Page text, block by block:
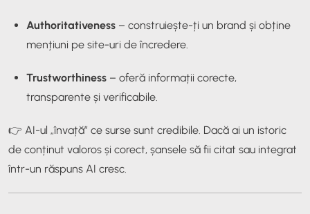
Authoritativeness– construiește-ți un brand și obține
mențiuni pe site-uri de încredere.
Trustworthiness– oferă informații corecte,
transparente și verificabile.
👉 AI-ul „învață” ce surse sunt credibile. Dacă ai un istoric
de conținut valoros și corect, șansele să fii citat sau integrat
într-un răspuns AI cresc.